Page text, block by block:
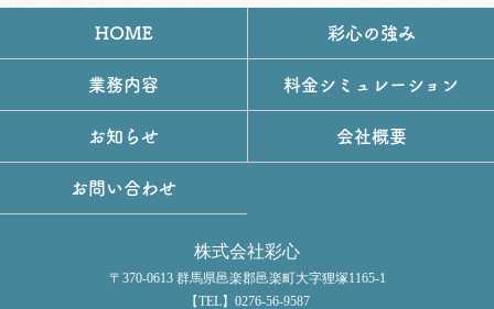
HOME 彩心の強み
業務内容 料金シミュレーション
お知らせ 会社概要
お問い合わせ
株式会社彩心
〒370-0613 群馬県邑楽郡邑楽町大字狸塚1165-1
【TEL】0276-56-9587